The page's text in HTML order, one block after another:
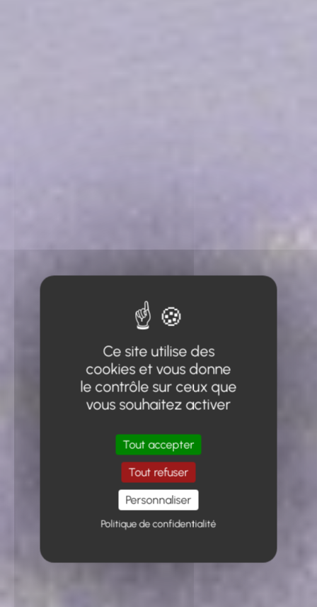
Ce site utilise des
cookies et vous donne
le contrôle sur ceux que
vous souhaitez activer
Tout accepter
Tout refuser
Personnaliser
Politique de confidentialité